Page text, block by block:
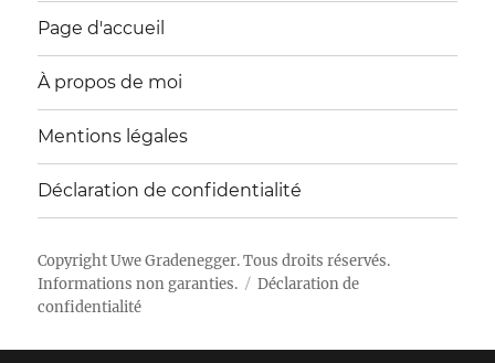
Page d'accueil
À propos de moi
Mentions légales
Déclaration de confidentialité
CopyrightUwe Gradenegger. Tous droits réservés.
Informations non garanties.
Déclaration de
confidentialité